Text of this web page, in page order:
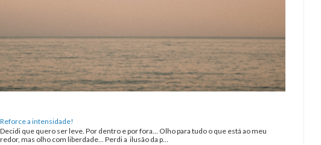
Reforce a intensidade!
Decidi que quero ser leve. Por dentro e por fora... Olho para tudo o que está ao meu
redor, mas olho com liberdade... Perdi a ilusão da p...